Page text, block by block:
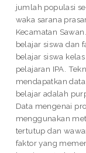
jumlah populasi
waka sarana
Kecamatan
belajar siswa dan
belajar siswa
pelajaran IPA.
mendapatkan
belajar adalah
Data mengenai
menggunakan
tertutup dan
faktor yang